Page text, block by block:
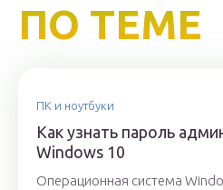
ПО ТЕМЕ
ПК и ноутбуки
Как узнать пароль
Windows 10
Операционная система